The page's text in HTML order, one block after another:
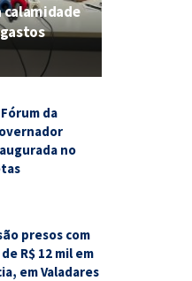
calamidade
da
no
presos com
R$ 12 mil em
em Valadares